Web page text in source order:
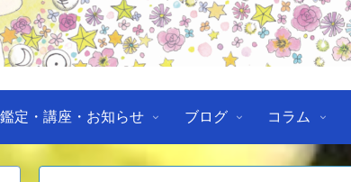
鑑定・講座・お知らせ ブログ コラム